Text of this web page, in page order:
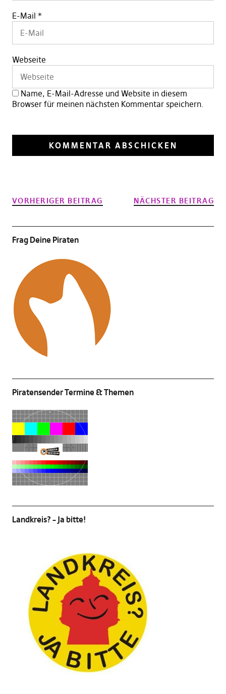
E-Mail *
Webseite
Name, E-Mail-Adresse und Website in diesem
Browser für meinen nächsten Kommentar speichern.
VORHERIGER BEITRAG NÄCHSTER BEITRAG
Frag Deine Piraten
Piratensender Termine & Themen
Landkreis? – Ja bitte!